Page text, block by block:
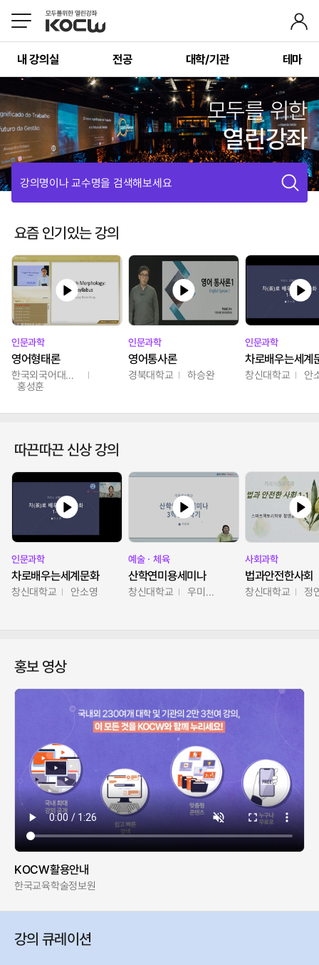
내 강의실 전공 대학/기관 테마
모두를 위한
열린강좌
강의명이나 교수명을 검색해보세요
요즘 인기있는 강의
인문과학
영어형태론
한국외국어대학교
홍성훈
인문과학
영어통사론
경북대학교 하승완
인문과학
차로배우는세계
창신대학교 안
따끈따끈 신상 강의
인문과학
차로배우는세계문화
창신대학교 안소영
예술ㆍ체육
산학연미용세미나
창신대학교 우미옥,오윤경,박선이
사회과학
법과안전한사회
창신대학교 정
홍보 영상
KOCW활용안내
한국교육학술정보원
강의 큐레이션